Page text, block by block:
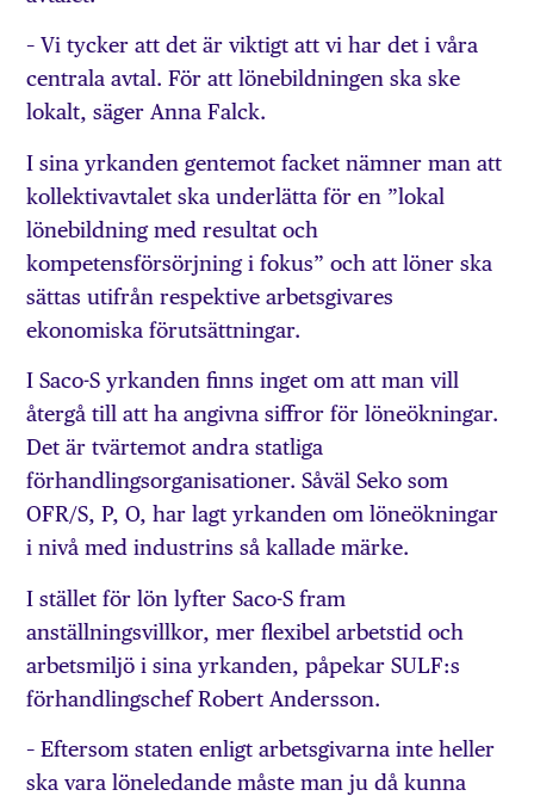
– Vi tycker att det är viktigt att vi har det i våra
centrala avtal. För att lönebildningen ska ske
lokalt, säger Anna Falck.
I sina yrkanden gentemot facket nämner man att
kollektivavtalet ska underlätta för en ”lokal
lönebildning med resultat och
kompetensförsörjning i fokus” och att löner ska
sättas utifrån respektive arbetsgivares
ekonomiska förutsättningar.
I Saco-S yrkanden finns inget om att man vill
återgå till att ha angivna siffror för löneökningar.
Det är tvärtemot andra statliga
förhandlingsorganisationer. Såväl Seko som
OFR/S, P, O, har lagt yrkanden om löneökningar
i nivå med industrins så kallade märke.
I stället för lön lyfter Saco-S fram
anställningsvillkor, mer flexibel arbetstid och
arbetsmiljö i sina yrkanden, påpekar SULF:s
förhandlingschef Robert Andersson.
– Eftersom staten enligt arbetsgivarna inte heller
ska vara löneledande måste man ju då kunna